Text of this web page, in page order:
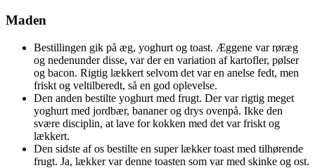
Maden
Bestillingen gik på æg, yoghurt og toast. Æggene var røræg
og nedenunder disse, var der en variation af kartofler, pølser
og bacon. Rigtig lækkert selvom det var en anelse fedt, men
friskt og veltilberedt, så en god oplevelse.
Den anden bestilte yoghurt med frugt. Der var rigtig meget
yoghurt med jordbær, bananer og drys ovenpå. Ikke den
svære disciplin, at lave for kokken med det var friskt og
lækkert.
Den sidste af os bestilte en super lækker toast med tilhørende
frugt. Ja, lækker var denne toasten som var med skinke og ost.